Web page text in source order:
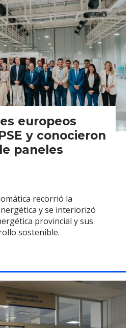
europeos
y conocieron
paneles
recorrió la
y se interiorizó
provincial y sus
sostenible.